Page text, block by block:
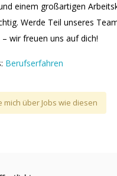
einem großartigen
Werde Teil unseres
wir freuen uns auf dich!
Berufserfahren
mich über Jobs wie diesen